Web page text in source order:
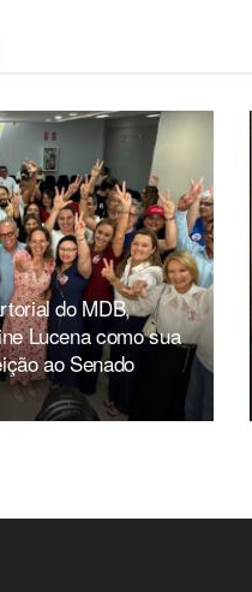
do MDB,
Lucena como sua
ao Senado